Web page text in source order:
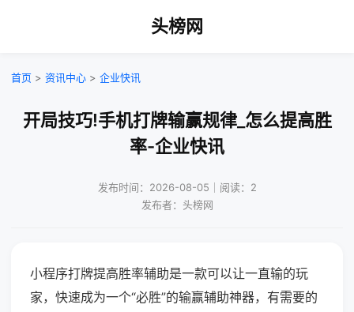
头榜网
首页 > 资讯中心 > 企业快讯
开局技巧!手机打牌输赢规律_怎么提高胜
率-企业快讯
发布时间：2026-08-05｜阅读：2
发布者：头榜网
小程序打牌提高胜率辅助是一款可以让一直输的玩
家，快速成为一个“必胜”的输赢辅助神器，有需要的